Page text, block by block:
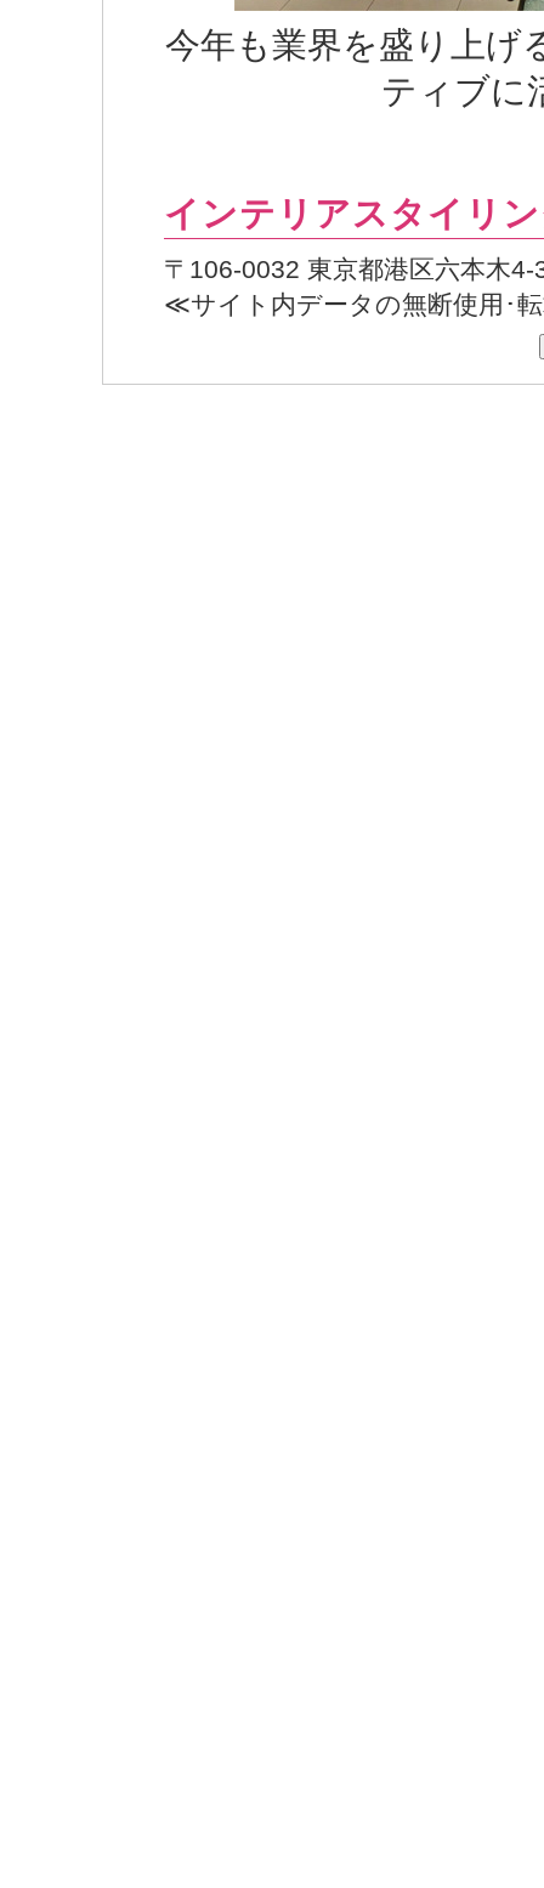
今年も業界を盛り上げ
ティブに
インテリアスタイリ
〒106-0032 東京都港区六本木
≪サイト内データの無断使用･